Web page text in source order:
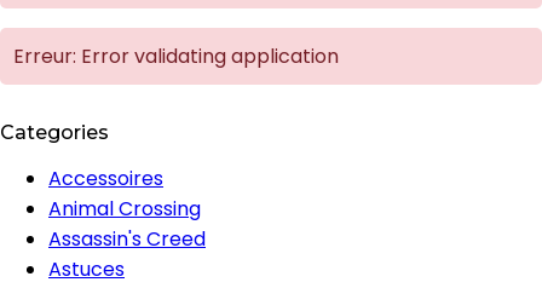
Erreur: Error validating application
Categories
Accessoires
Animal Crossing
Assassin's Creed
Astuces